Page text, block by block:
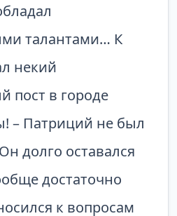
талантами… К
некий
пост в городе
– Патриций не был
долго оставался
достаточно
к вопросам